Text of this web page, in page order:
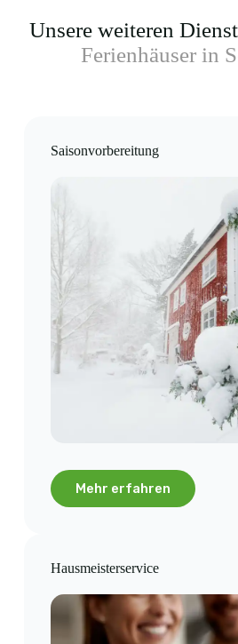
Unsere weiteren
Ferienhäuser in
Saisonvorbereitung
Mehr erfahren
Hausmeisterservice